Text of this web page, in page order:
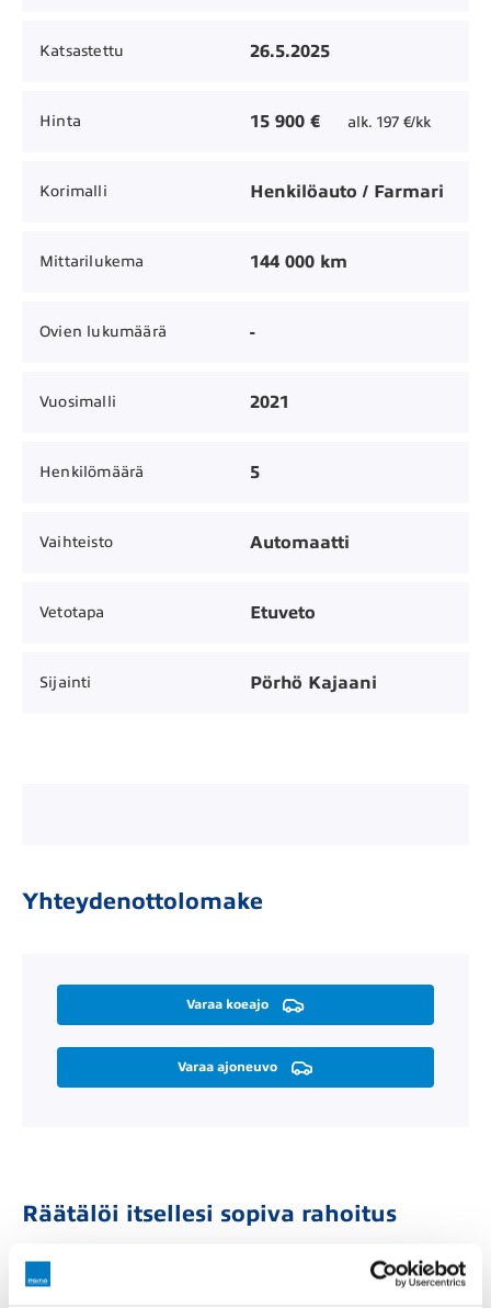
Katsastettu 26.5.2025
Hinta 15 900 € alk. 197 €/kk
Korimalli Henkilöauto / Farmari
Mittarilukema 144 000 km
Ovien lukumäärä -
Vuosimalli 2021
Henkilömäärä 5
Vaihteisto Automaatti
Vetotapa Etuveto
Sijainti Pörhö Kajaani
Yhteydenottolomake
Varaa koeajo
Varaa ajoneuvo
Räätälöi itsellesi sopiva rahoitus
Rahoitusaika (kk)